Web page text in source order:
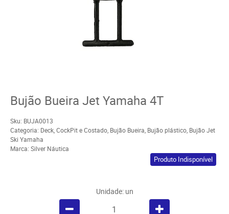
Bujão Bueira Jet Yamaha 4T
Sku: BUJA0013
Categoria: Deck, CockPit e Costado, Bujão Bueira, Bujão plástico, Bujão Jet
Ski Yamaha
Marca: Silver Náutica
Produto Indisponível
Unidade: un